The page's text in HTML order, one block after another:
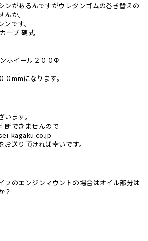
ンがあるんですがウレタンゴムの巻き替えの
か。
です。
ーブ 硬式
ホイール２００Φ
mmになります。
ます。
断できませんので
kagaku.co.jp
送り頂ければ幸いです。
プのエンジンマウントの場合はオイル部分は
？